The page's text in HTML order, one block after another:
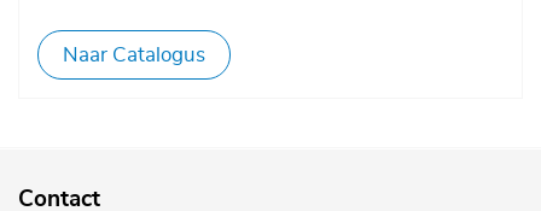
Naar Catalogus
Contact